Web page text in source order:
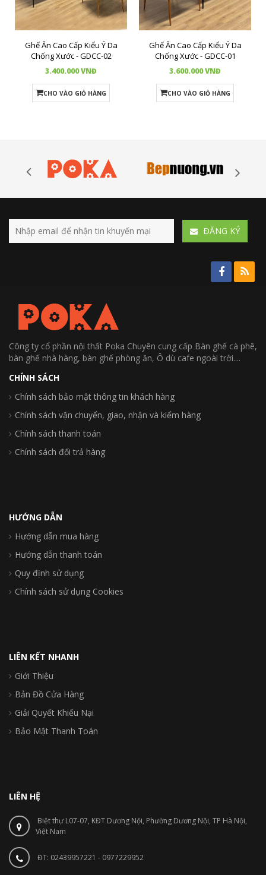
Ghế Ăn Cao Cấp Kiểu Ý Da
Chống Xước - GDCC-02
3.400.000 VNĐ
CHO VÀO GIỎ HÀNG
Ghế Ăn Cao Cấp Kiểu Ý Da
Chống Xước - GDCC-01
3.600.000 VNĐ
CHO VÀO GIỎ HÀNG
ÐĂNG KÝ
Công ty cổ phần nội thất Poka Chuyên cung cấp Bàn ghế cà phê,
bàn ghế nhà hàng, bàn ghế phòng ăn, Ô dù cafe ngoài trời....
CHÍNH SÁCH
Chính sách bảo mật thông tin khách hàng
Chính sách vận chuyển, giao, nhận và kiểm hàng
Chính sách thanh toán
Chính sách đổi trả hàng
HƯỚNG DẪN
Hướng dẫn mua hàng
Hướng dẫn thanh toán
Quy định sử dụng
Chính sách sử dụng Cookies
LIÊN KẾT NHANH
Giới Thiệu
Bản Đồ Cửa Hàng
Giải Quyết Khiếu Nại
Bảo Mật Thanh Toán
LIÊN HỆ
Biệt thự L07-07, KĐT Dương Nội, Phường Dương Nội, TP Hà Nội,
Việt Nam
ĐT: 02439957221 - 0977229952